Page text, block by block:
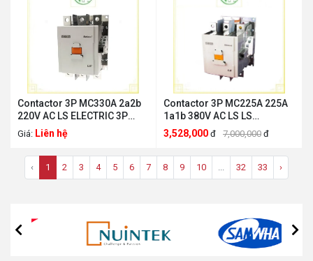
Contactor 3P MC330A 2a2b
220V AC LS ELECTRIC 3P
MC330A3P220V
Giá: Liên hệ
Contactor 3P MC225A 225A
1a1b 380V AC LS LS
ELECTRIC MC225A3P380V
3,528,000 đ 7,000,000 đ
‹ 1 2 3 4 5 6 7 8 9 10 32 33 ›